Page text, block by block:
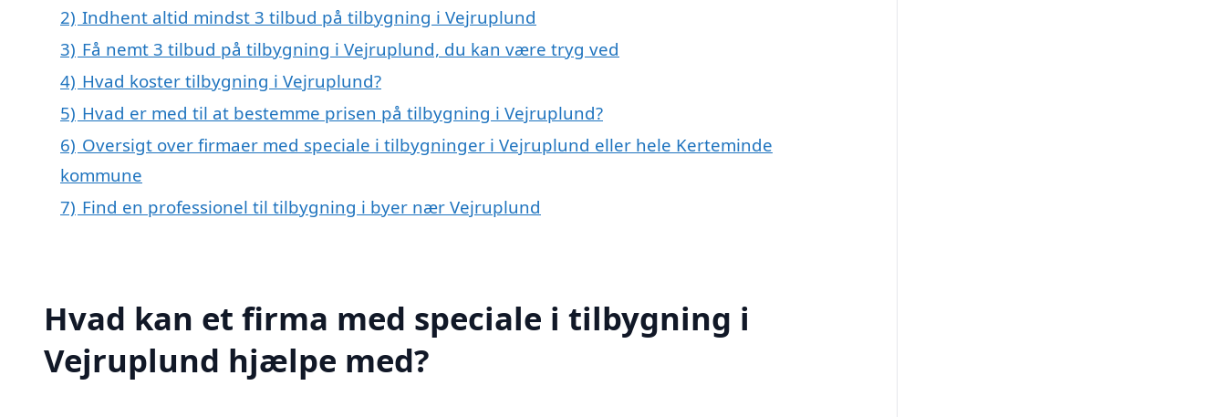
2) Indhent altid mindst 3 tilbud på tilbygning i Vejruplund
3) Få nemt 3 tilbud på tilbygning i Vejruplund, du kan være tryg ved
4) Hvad koster tilbygning i Vejruplund?
5) Hvad er med til at bestemme prisen på tilbygning i Vejruplund?
6) Oversigt over firmaer med speciale i tilbygninger i Vejruplund eller hele Kerteminde
kommune
7) Find en professionel til tilbygning i byer nær Vejruplund
Hvad kan et firma med speciale i tilbygning i
Vejruplund hjælpe med?